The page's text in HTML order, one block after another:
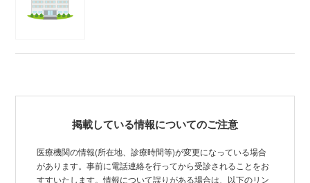
掲載している情報についてのご注意
医療機関の情報(所在地、診療時間等)が変更になっている場合
があります。事前に電話連絡を行ってから受診されることをお
すすいたします。情報について誤りがある場合は、以下のリン